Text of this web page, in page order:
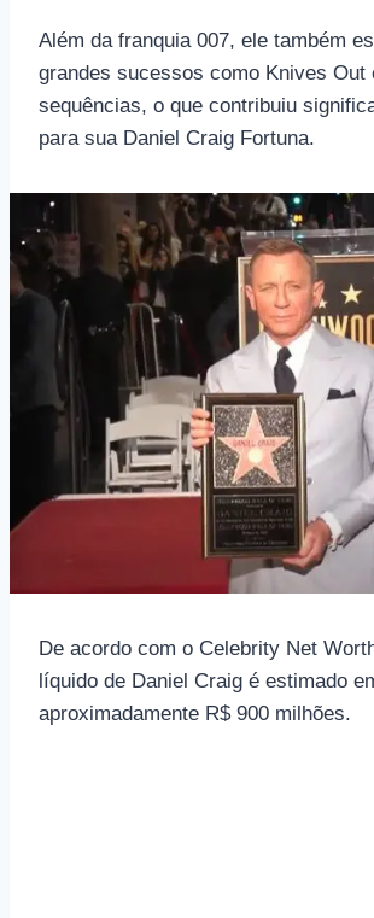
Além da franquia 007, ele também
grandes sucessos como Knives Out
sequências, o que contribuiu
para sua Daniel Craig Fortuna.
De acordo com o Celebrity Net
líquido de Daniel Craig é estimado
aproximadamente R$ 900 milhões.